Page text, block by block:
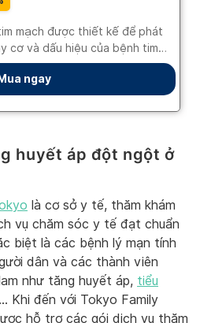
huyết áp đột ngột ở
là cơ sở y tế, thăm khám
vụ chăm sóc y tế đạt chuẩn
biệt là các bệnh lý mạn tính
dân và các thành viên
như tăng huyết áp, tiểu
Khi đến với Tokyo Family
hỗ trợ các gói dịch vụ thăm